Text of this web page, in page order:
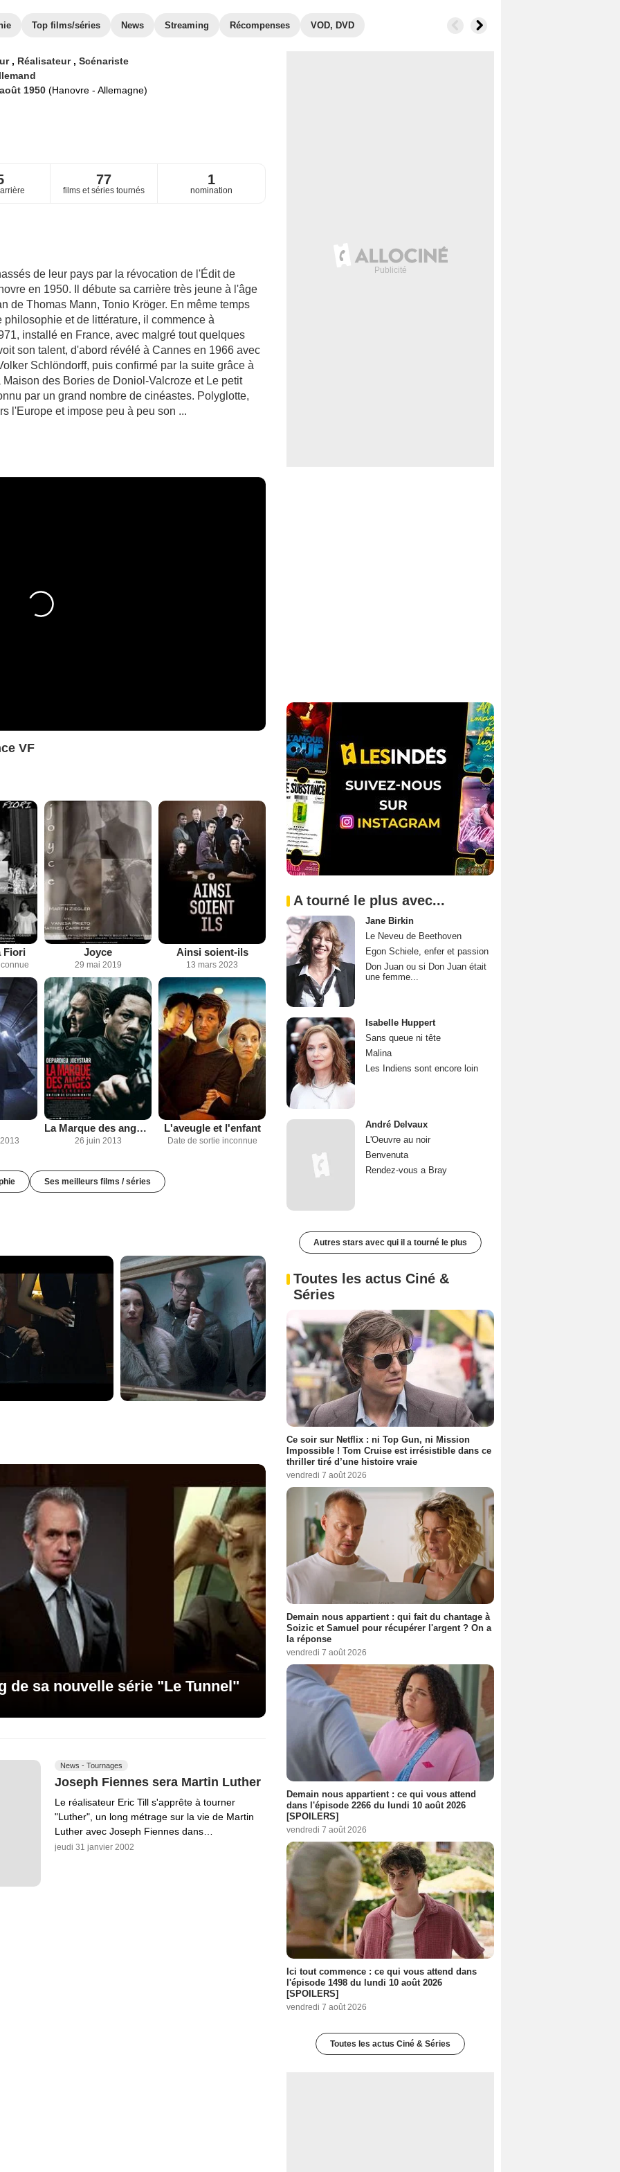
Top films/séries News Streaming Récompenses VOD, DVD
, Réalisateur , Scénariste
1950 (Hanovre - Allemagne)
77
films et séries tournés
1
nomination
de leur pays par la révocation de l'Édit de
en 1950. Il débute sa carrière très jeune à l'âge
de Thomas Mann, Tonio Kröger. En même temps
et de littérature, il commence à
installé en France, avec malgré tout quelques
son talent, d'abord révélé à Cannes en 1966 avec
Schlöndorff, puis confirmé par la suite grâce à
des Bories de Doniol-Valcroze et Le petit
par un grand nombre de cinéastes. Polyglotte,
l'Europe et impose peu à peu son ...
VF
Fiori Joyce
29 mai 2019
Ainsi soient-ils
13 mars 2023
La Marque des anges - Miserere
26 juin 2013
L'aveugle et l'enfant
Date de sortie inconnue
Ses meilleurs films / séries
de sa nouvelle série "Le Tunnel"
News - Tournages
Joseph Fiennes sera Martin Luther
Le réalisateur Eric Till s'apprête à tourner
"Luther", un long métrage sur la vie de Martin
Luther avec Joseph Fiennes dans…
jeudi 31 janvier 2002
A tourné le plus avec...
Jane Birkin
Le Neveu de Beethoven
Egon Schiele, enfer et passion
Don Juan ou si Don Juan était
une femme...
Isabelle Huppert
Sans queue ni tête
Malina
Les Indiens sont encore loin
André Delvaux
L'Oeuvre au noir
Benvenuta
Rendez-vous a Bray
Autres stars avec qui il a tourné le plus
Toutes les actus Ciné &
Séries
Ce soir sur Netflix : ni Top Gun, ni Mission
Impossible ! Tom Cruise est irrésistible dans ce
thriller tiré d’une histoire vraie
vendredi 7 août 2026
Demain nous appartient : qui fait du chantage à
Soizic et Samuel pour récupérer l'argent ? On a
la réponse
vendredi 7 août 2026
Demain nous appartient : ce qui vous attend
dans l'épisode 2266 du lundi 10 août 2026
[SPOILERS]
vendredi 7 août 2026
Ici tout commence : ce qui vous attend dans
l'épisode 1498 du lundi 10 août 2026
[SPOILERS]
vendredi 7 août 2026
Toutes les actus Ciné & Séries